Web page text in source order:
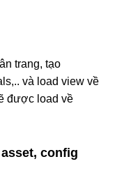
trang, tạo
và load view về
được load về
config